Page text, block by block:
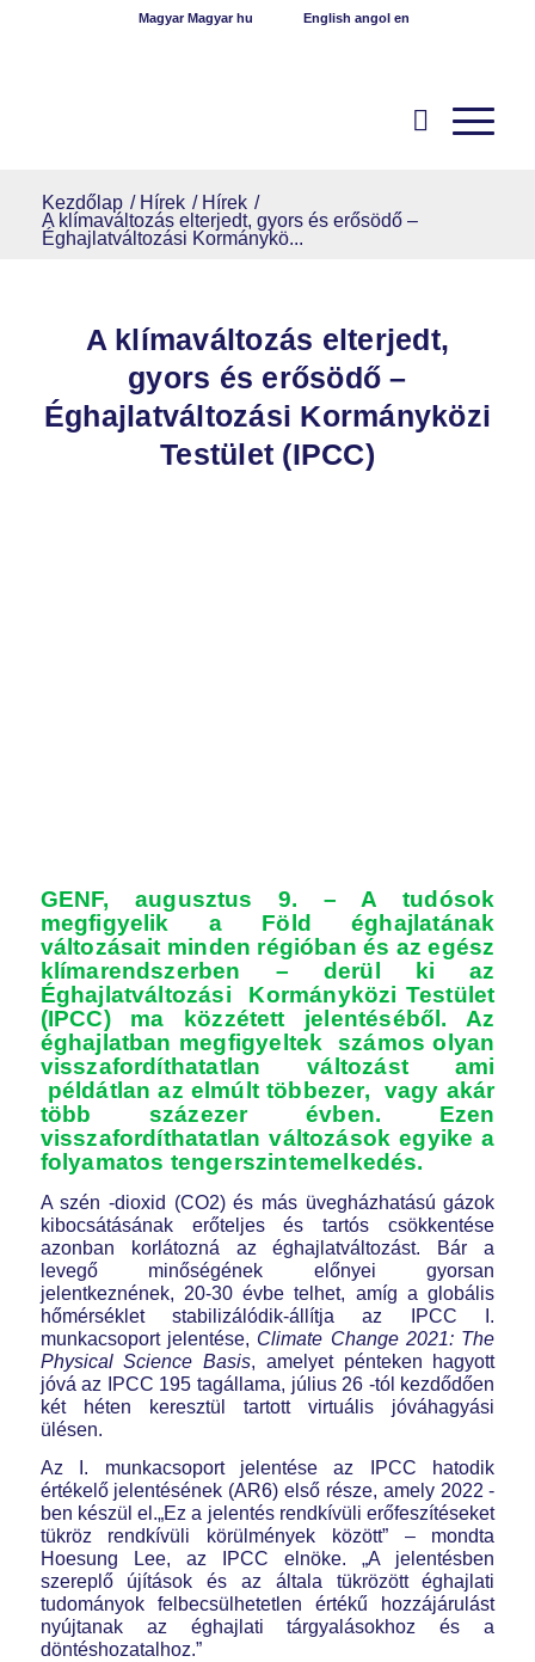
Magyar Magyar hu English angol en
Kezdőlap / Hírek / Hírek /
A klímaváltozás elterjedt, gyors és erősödő –
Éghajlatváltozási Kormánykö...
A klímaváltozás elterjedt,
gyors és erősödő –
Éghajlatváltozási Kormányközi
Testület (IPCC)
GENF, augusztus 9. – A tudósok
megfigyelik a Föld éghajlatának
változásait minden régióban és az egész
klímarendszerben – derül ki az
Éghajlatváltozási Kormányközi Testület
(IPCC) ma közzétett jelentéséből. Az
éghajlatban megfigyeltek számos olyan
visszafordíthatatlan változást ami
példátlan az elmúlt többezer, vagy akár
több százezer évben. Ezen
visszafordíthatatlan változások egyike a
folyamatos tengerszintemelkedés.
A szén -dioxid (CO2) és más üvegházhatású gázok
kibocsátásának erőteljes és tartós csökkentése
azonban korlátozná az éghajlatváltozást. Bár a
levegő minőségének előnyei gyorsan
jelentkeznének, 20-30 évbe telhet, amíg a globális
hőmérséklet stabilizálódik-állítja az IPCC I.
munkacsoport jelentése, Climate Change 2021: The
Physical Science Basis, amelyet pénteken hagyott
jóvá az IPCC 195 tagállama, július 26 -tól kezdődően
két héten keresztül tartott virtuális jóváhagyási
ülésen.
Az I. munkacsoport jelentése az IPCC hatodik
értékelő jelentésének (AR6) első része, amely 2022 -
ben készül el.„Ez a jelentés rendkívüli erőfeszítéseket
tükröz rendkívüli körülmények között” – mondta
Hoesung Lee, az IPCC elnöke. „A jelentésben
szereplő újítások és az általa tükrözött éghajlati
tudományok felbecsülhetetlen értékű hozzájárulást
nyújtanak az éghajlati tárgyalásokhoz és a
döntéshozatalhoz.”